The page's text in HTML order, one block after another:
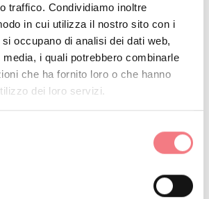
traffico. Condividiamo inoltre
in cui utilizza il nostro sito con i
occupano di analisi dei dati web,
i quali potrebbero combinarle
che ha fornito loro o che hanno
dei loro servizi.
Museo Vittorino Cazzetta
Museo Paleontologico, Archeologico e